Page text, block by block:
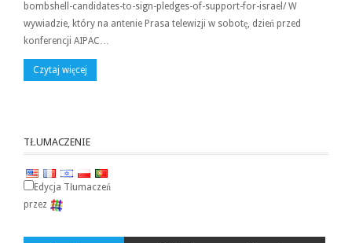
bombshell-candidates-to-sign-pledges-of-support-for-israel/ W
wywiadzie, który na antenie Prasa telewizji w sobotę, dzień przed
konferencji AIPAC…
Czytaj więcej
TŁUMACZENIE
Edycja Tłumaczeń
przez